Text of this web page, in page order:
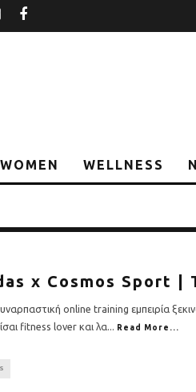
instagram
WOMEN WELLNESS
x Cosmos Sport |
online training εμπειρία
fitness lover και λα... Read More...